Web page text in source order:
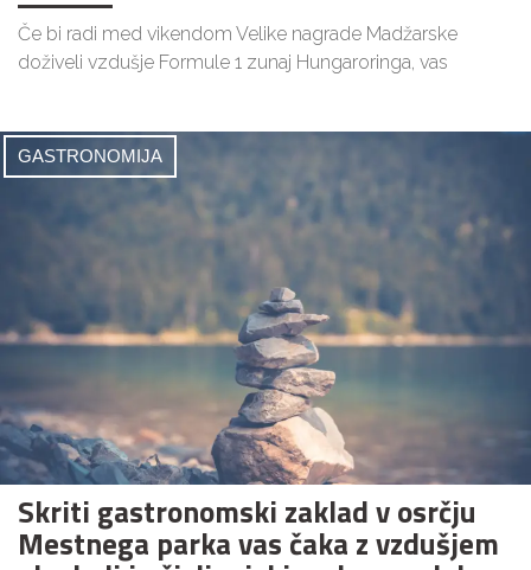
Če bi radi med vikendom Velike nagrade Madžarske
doživeli vzdušje Formule 1 zunaj Hungaroringa, vas
GASTRONOMIJA
Skriti gastronomski zaklad v osrčju
Mestnega parka vas čaka z vzdušjem